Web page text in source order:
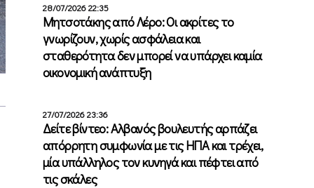
28/07/2026 22:35
Μητσοτάκης από Λέρο: Οι ακρίτες το
γνωρίζουν, χωρίς ασφάλεια και
σταθερότητα δεν μπορεί να υπάρχει καμία
οικονομική ανάπτυξη
27/07/2026 23:36
Δείτε βίντεο: Αλβανός βουλευτής αρπάζει
απόρρητη συμφωνία με τις ΗΠΑ και τρέχει,
μία υπάλληλος τον κυνηγά και πέφτει από
τις σκάλες